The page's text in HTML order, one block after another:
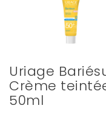
Uriage
Crème
50ml